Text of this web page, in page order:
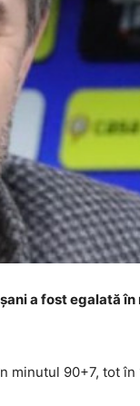
a fost egalată
minutul 90+7, tot în